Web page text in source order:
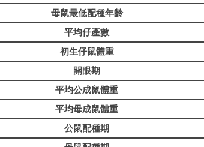
母鼠最低配種年齡
平均仔產數
初生仔鼠體重
開眼期
平均公成鼠體重
平均母成鼠體重
公鼠配種期